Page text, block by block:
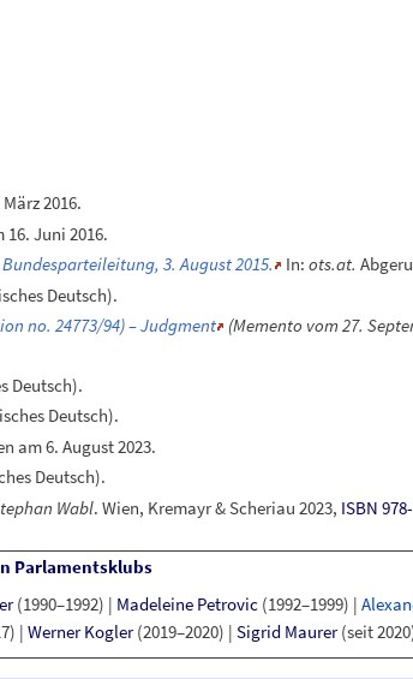
März 2016.
16. Juni 2016.
3. August 2015.
In: ots.at.
Deutsch).
no. 24773/94) – Judgment (Memento vom 27.
Deutsch).
Deutsch).
am 6. August 2023.
Deutsch).
Wabl. Wien, Kremayr & Scheriau 2023, ISBN
Parlamentsklubs
(1990–1992) | Madeleine Petrovic (1992–1999) |
| Werner Kogler (2019–2020) | Sigrid Maurer (seit